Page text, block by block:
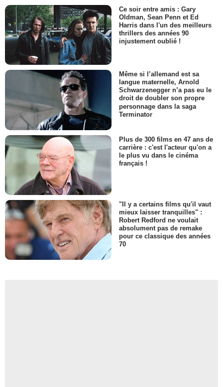
Ce soir entre amis : Gary
Oldman, Sean Penn et Ed
Harris dans l'un des meilleurs
thrillers des années 90
injustement oublié !
Même si l’allemand est sa
langue maternelle, Arnold
Schwarzenegger n’a pas eu le
droit de doubler son propre
personnage dans la saga
Terminator
Plus de 300 films en 47 ans de
carrière : c'est l'acteur qu'on a
le plus vu dans le cinéma
français !
"Il y a certains films qu'il vaut
mieux laisser tranquilles" :
Robert Redford ne voulait
absolument pas de remake
pour ce classique des années
70